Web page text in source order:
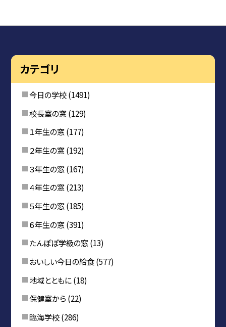
カテゴリ
今日の学校(1491)
校長室の窓(129)
１年生の窓(177)
２年生の窓(192)
３年生の窓(167)
４年生の窓(213)
５年生の窓(185)
６年生の窓(391)
たんぽぽ学級の窓(13)
おいしい今日の給食(577)
地域とともに(18)
保健室から (22)
臨海学校(286)